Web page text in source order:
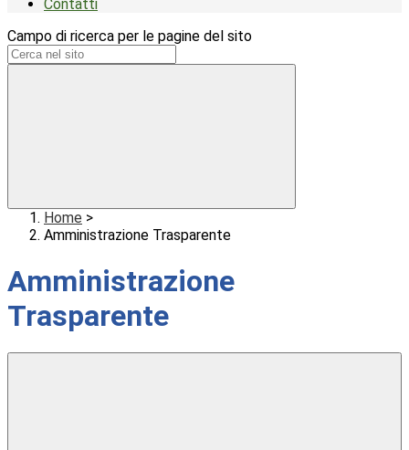
Contatti
Campo di ricerca per le pagine del sito
Home >
Amministrazione Trasparente
Amministrazione
Trasparente